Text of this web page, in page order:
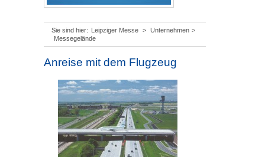
Sie sind hier: Leipziger Messe > Unternehmen >
Messegelände
Anreise mit dem Flugzeug